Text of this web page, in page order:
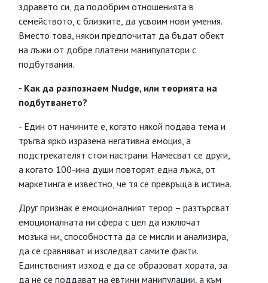
здравето си, да подобрим отношенията в
семейството, с близките, да усвоим нови умения.
Вместо това, някои предпочитат да бъдат обект
на лъжи от добре платени манипулатори с
подбутвания.
- Как да разпознаем Nudge, или теорията на
подбутването?
- Един от начините е, когато някой подава тема и
тръгва ярко изразена негативна емоция, а
подстрекателят стои настрани. Намесват се други,
а когато 100-ина души повторят една лъжа, от
маркетинга е известно, че тя се превръща в истина.
Друг признак е емоционалният терор – разтърсват
емоционалната ни сфера с цел да изключат
мозъка ни, способността да се мисли и анализира,
да се сравняват и изследват самите факти.
Единственият изход е да се образоват хората, за
да не се поддават на евтини манипулации, а към